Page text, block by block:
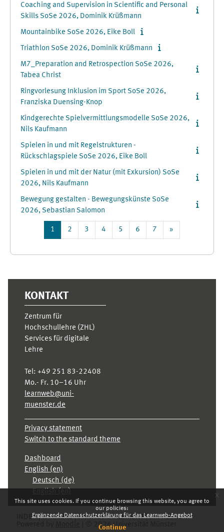
This site uses cookies. If you continue browsing this website, you agree to
our policies:
Ergänzende Datenschutzerklärung für das Learnweb-Angebot
Continue
x
Coaching and Supervision in Scientific and Personal
Skills SoSe 2026, Dominik Krüßmann
Mountainbike SoSe 2026, Eike Boll
Triathlon SoSe 2026, Dominik Krüßmann
M7_Preparation and Retrospection SoSe 2026,
Tabea Christ
Ringvorlesung Inklusion im Sport SoSe 2026,
Franziska Duensing-Knop
Kindgerechte Spielvermittlungsmodelle SoSe 2026,
Nils Kaufmann
Spielen in und mit Regelstrukturen -
Rückschlagspiele SoSe 2026, Eike Boll
Spielen in und mit der Natur (mit Exkursion) SoSe
2026, Nils Kaufmann
Bewegung gestalten - Bewegungskünste SoSe
2026, Sebastian Salomon
1 Page 1
2 Page 2
3 Page 3
4 Page 4
5 Page 5
6 Page 6
7 Page 7
»
KONTAKT
Zentrum für
Hochschullehre (ZHL)
Services für digitale
Lehre
Tel: +49 251 83-22408
Mo.- Fr. 10–16 Uhr
learnweb@uni-
muenster.de
Privacy statement
Switch to the standard theme
Dashboard
English ‎(en)‎
Deutsch ‎(de)‎
INDEX KARRIERE PRIVACY STATEMENT
IMPRESSUM
© 2026 Universität Münster